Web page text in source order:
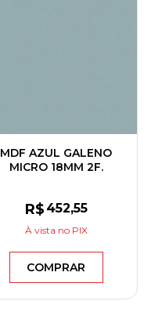
MDF AZUL GALENO
MICRO 18MM 2F.
R$ 452,55
À vista no PIX
COMPRAR